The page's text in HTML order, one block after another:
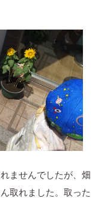
ませんでしたが、畑
取れました。取った